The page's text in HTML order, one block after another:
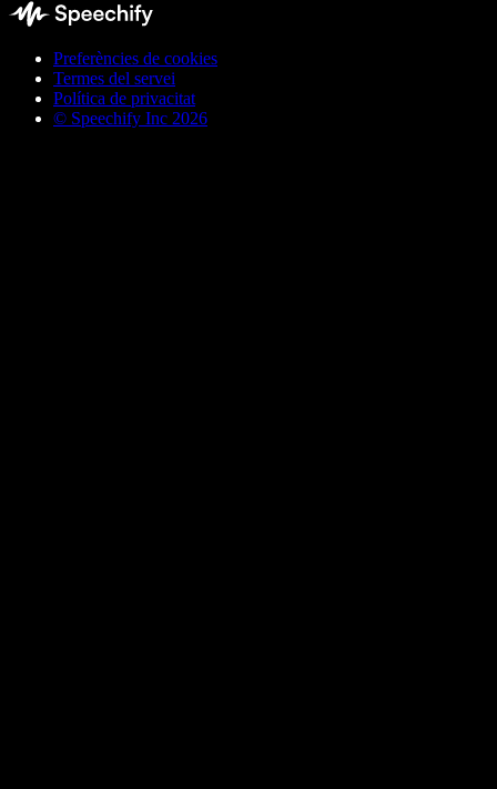
Preferències de cookies
Termes del servei
Política de privacitat
© Speechify Inc 2026